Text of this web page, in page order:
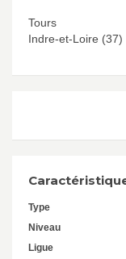
Tours
Indre-et-Loire (37)
Type
Niveau
Ligue